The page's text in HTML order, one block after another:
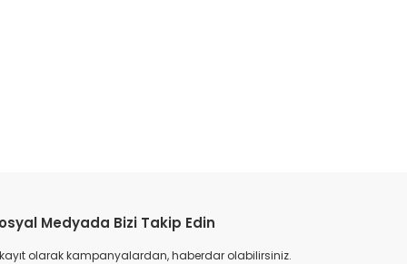
Medyada Bizi Takip Edin
olarak kampanyalardan, haberdar olabilirsiniz.